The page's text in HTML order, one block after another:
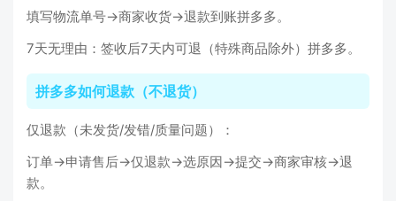
填写物流单号→商家收货→退款到账拼多多。
7天无理由：签收后7天内可退（特殊商品除外）拼多多。
拼多多如何退款（不退货）
仅退款（未发货/发错/质量问题）：
订单→申请售后→仅退款→选原因→提交→商家审核→退
款。